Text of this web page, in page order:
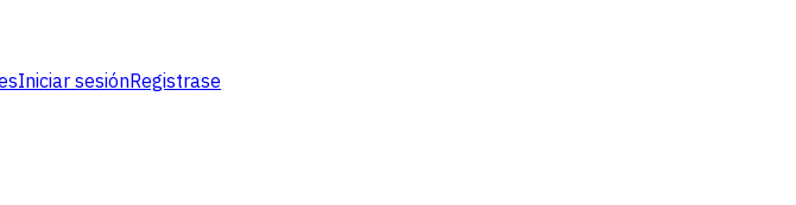
Iniciar sesiónRegistrase